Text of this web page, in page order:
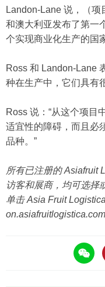
Landon-Lane 说，（项
和澳大利亚发布了第一
个实现商业化生产的国
Ross 和 Landon-Lane
种在生产中，它们具有
Ross 说：“从这个项目
适宜性的障碍，而且必
品种。”
所有已注册的 Asiafruit
访客和展商，均可选择
单击 Asia Fruit